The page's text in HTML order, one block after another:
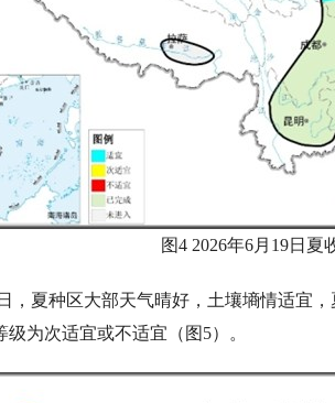
图4 2026年6月19日夏
，夏种区大部天气晴好，土壤墒情适宜
为次适宜或不适宜（图5）。